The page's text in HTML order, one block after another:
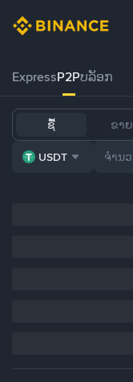
ExpressP2Pບລັອກ
ຊື້ ຂາຍ
USDT